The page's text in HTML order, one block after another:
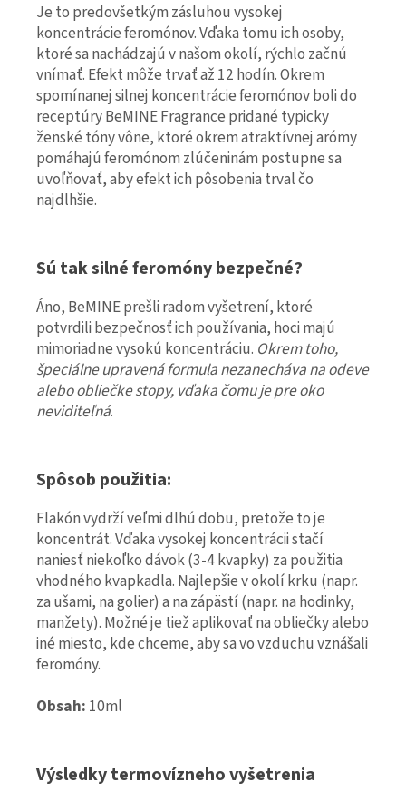
Je to predovšetkým zásluhou vysokej
koncentrácie feromónov. Vďaka tomu ich osoby,
ktoré sa nachádzajú v našom okolí, rýchlo začnú
vnímať. Efekt môže trvať až 12 hodín. Okrem
spomínanej silnej koncentrácie feromónov boli do
receptúry BeMINE Fragrance pridané typicky
ženské tóny vône, ktoré okrem atraktívnej arómy
pomáhajú feromónom zlúčeninám postupne sa
uvoľňovať, aby efekt ich pôsobenia trval čo
najdlhšie.
Sú tak silné feromóny bezpečné?
Áno, BeMINE prešli radom vyšetrení, ktoré
potvrdili bezpečnosť ich používania, hoci majú
mimoriadne vysokú koncentráciu. Okrem toho,
špeciálne upravená formula nezanecháva na odeve
alebo obliečke stopy, vďaka čomu je pre oko
neviditeľná.
Spôsob použitia:
Flakón vydrží veľmi dlhú dobu, pretože to je
koncentrát. Vďaka vysokej koncentrácii stačí
naniesť niekoľko dávok (3-4 kvapky) za použitia
vhodného kvapkadla. Najlepšie v okolí krku (napr.
za ušami, na golier) a na zápästí (napr. na hodinky,
manžety). Možné je tiež aplikovať na obliečky alebo
iné miesto, kde chceme, aby sa vo vzduchu vznášali
feromóny.
Obsah: 10ml
Výsledky termovízneho vyšetrenia